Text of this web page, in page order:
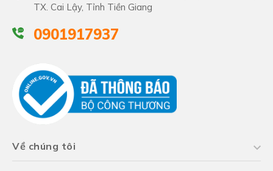
TX. Cai Lậy, Tỉnh Tiền Giang
0901917937
Về chúng tôi